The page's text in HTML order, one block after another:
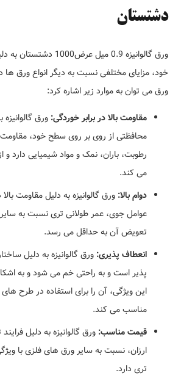
دشتستان
ورق گالوانیزه 0.9 میل
خود، مزایای مختلفی نسبت به دیگر انواع ورق ها
ورق می توان به موارد زیر اشاره کرد:
مقاومت بالا در برابر خوردگی: ورق
محافظتی از روی بر روی سطح خود، مقاومت
رطوبت، باران، نمک و مواد شیمیایی دارد
می کند.
دوام بالا: ورق گالوانیزه به دلیل مقاومت
عوامل جوی، عمر طولانی تری نسبت به سایر
تعویض آن به حداقل می رسد.
انعطاف پذیری: ورق گالوانیزه به دلیل
پذیر است و به راحتی خم می شود و به
این ویژگی، آن را برای استفاده در طرح
مناسب می کند.
قیمت مناسب: ورق گالوانیزه به دلیل
ارزان، نسبت به سایر ورق های فلزی با
تری دارد.